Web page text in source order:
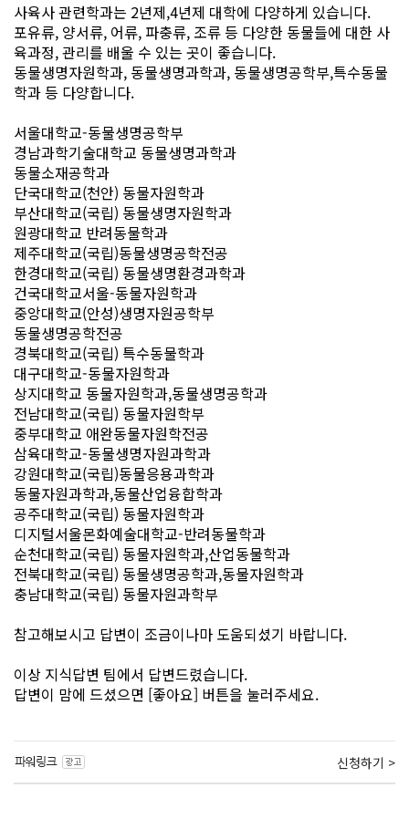
사육사 관련학과는 2년제,4년제 대학에 다양하게 있습니다.
포유류, 양서류, 어류, 파충류, 조류 등 다양한 동물들에 대한 사
육과정, 관리를 배울 수 있는 곳이 좋습니다.
동물생명자원학과, 동물생명과학과, 동물생명공학부,특수동물
학과 등 다양합니다.
서울대학교-동물생명공학부
경남과학기술대학교 동물생명과학과
동물소재공학과
단국대학교(천안) 동물자원학과
부산대학교(국립) 동물생명자원학과
원광대학교 반려동물학과
제주대학교(국립)동물생명공학전공
한경대학교(국립) 동물생명환경과학과
건국대학교서울-동물자원학과
중앙대학교(안성)생명자원공학부
동물생명공학전공
경북대학교(국립) 특수동물학과
대구대학교-동물자원학과
상지대학교 동물자원학과,동물생명공학과
전남대학교(국립) 동물자원학부
중부대학교 애완동물자원학전공
삼육대학교-동물생명자원과학과
강원대학교(국립)동물응용과학과
동물자원과학과,동물산업융합학과
공주대학교(국립) 동물자원학과
디지털서울몬화예술대학교-반려동물학과
순천대학교(국립) 동물자원학과,산업동물학과
전북대학교(국립) 동물생명공학과,동물자원학과
충남대학교(국립) 동물자원과학부
참고해보시고 답변이 조금이나마 도움되셨기 바랍니다.
이상 지식답변 팀에서 답변드렸습니다.
답변이 맘에 드셨으면 [좋아요] 버튼을 눌러주세요.
신청하기 >